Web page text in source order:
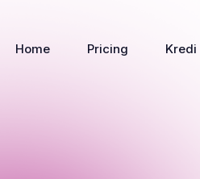
Home Pricing Kredi